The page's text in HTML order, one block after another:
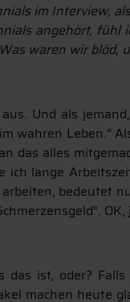
im Interview,
angehört,
waren wir
Und als
wahren Leben.“
das alles
ich lange
bedeutet
ist, oder?
machen heute